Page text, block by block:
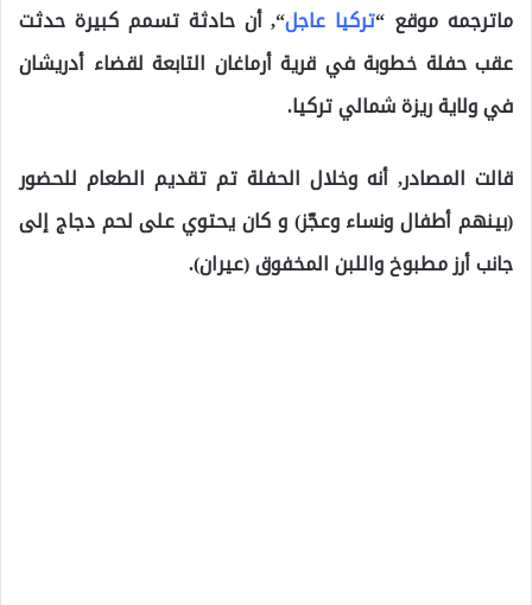
ماترجمه موقع “تركيا عاجل“, أن حادثة تسمم كبيرة حدثت
عقب حفلة خطوبة في قرية أرماغان التابعة لقضاء أدريشان
في ولاية ريزة شمالي تركيا.
قالت المصادر, أنه وخلال الحفلة تم تقديم الطعام للحضور
(بينهم أطفال ونساء وعجّز) و كان يحتوي على لحم دجاج إلى
جانب أرز مطبوخ واللبن المخفوق (عيران).